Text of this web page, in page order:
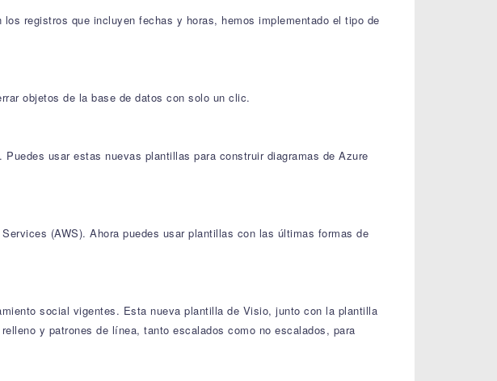
registros que incluyen fechas y horas, hemos implementado el tipo de
objetos de la base de datos con solo un clic.
usar estas nuevas plantillas para construir diagramas de Azure
(AWS). Ahora puedes usar plantillas con las últimas formas de
social vigentes. Esta nueva plantilla de Visio, junto con la plantilla
y patrones de línea, tanto escalados como no escalados, para